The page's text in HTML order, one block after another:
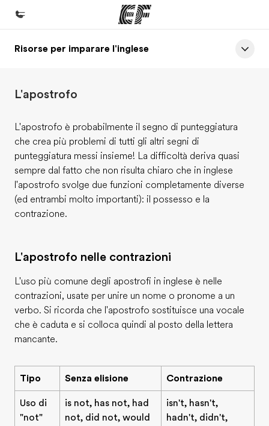
Homepage
Programmi
Uffici
Trova l'ufficio più vicino
Chi siamo
La nostra organizzazione
Lavora con noi
Risorse per imparare l'inglese
L'apostrofo
L'apostrofo è probabilmente il segno di punteggiatura
che crea più problemi di tutti gli altri segni di
punteggiatura messi insieme! La difficoltà deriva quasi
sempre dal fatto che non risulta chiaro che in inglese
l'apostrofo svolge due funzioni completamente diverse
(ed entrambi molto importanti): il possesso e la
contrazione.
L'apostrofo nelle contrazioni
L'uso più comune degli apostrofi in inglese è nelle
contrazioni, usate per unire un nome o pronome a un
verbo. Si ricorda che l'apostrofo sostituisce una vocale
che è caduta e si colloca quindi al posto della lettera
mancante.
Tipo Senza elisione Contrazione
Uso di
"not"
is not, has not, had
not, did not, would
isn't, hasn't,
hadn't, didn't,